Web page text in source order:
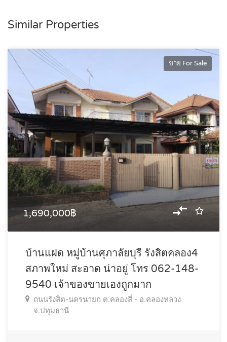
Similar Properties
ขาย For Sale
1,690,000฿
บ้านแฝด หมู่บ้านศุภาลัยบุรี รังสิตคลอง4
สภาพใหม่ สะอาด น่าอยู่ โทร 062-148-
9540 เจ้าของขายเองถูกมาก
ถนนรังสิต-นครนายก ต.คลองสี่ - อ.คลองหลวง
จ.ปทุมธานี